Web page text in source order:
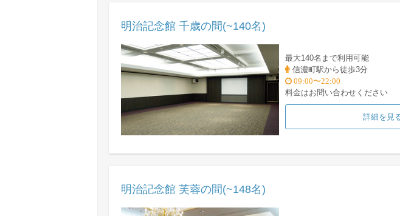
明治記念館 千歳の間(~140名)
最大140名まで利用可能
信濃町駅から徒歩3分
09:00〜22:00
料金はお問い合わせください
詳細を見
明治記念館 芙蓉の間(~148名)